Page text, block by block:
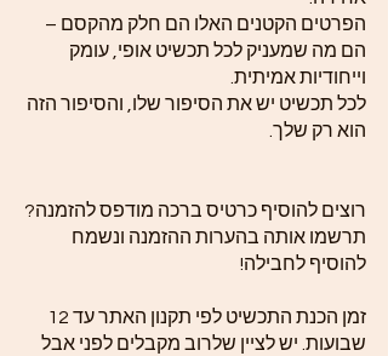
הפרטים הקטנים האלו הם חלק מהקסם –
הם מה שמעניק לכל תכשיט אופי, עומק
וייחודיות אמיתית.
לכל תכשיט יש את הסיפור שלו, והסיפור הזה
הוא רק שלך.
רוצים להוסיף כרטיס ברכה מודפס להזמנה?
תרשמו אותה בהערות ההזמנה ונשמח
להוסיף לחבילה!
זמן הכנת התכשיט לפי תקנון האתר עד 12
שבועות. יש לציין שלרוב מקבלים לפני אבל